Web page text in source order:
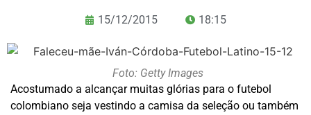
15/12/2015 18:15
Foto: Getty Images
Acostumado a alcançar muitas glórias para o futebol
colombiano seja vestindo a camisa da seleção ou também